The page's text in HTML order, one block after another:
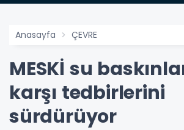
Anasayfa ÇEVRE
MESKİ su
karşı tedbirlerini
sürdürüyor